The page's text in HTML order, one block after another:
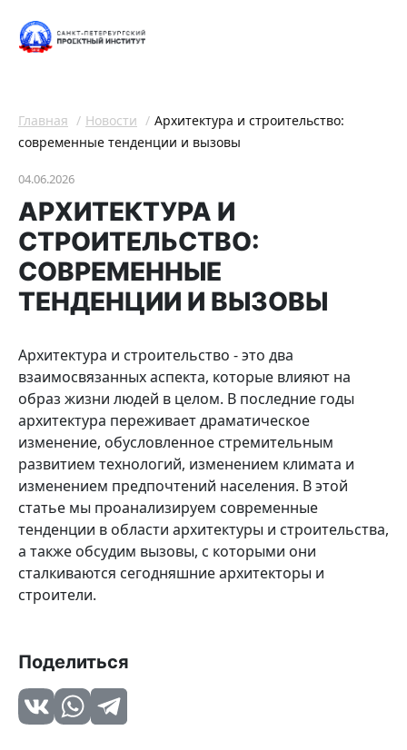
Главная Новости
Архитектура и строительство:
современные тенденции и вызовы
04.06.2026
АРХИТЕКТУРА И
СТРОИТЕЛЬСТВО:
СОВРЕМЕННЫЕ
ТЕНДЕНЦИИ И ВЫЗОВЫ
Архитектура и строительство - это два
взаимосвязанных аспекта, которые влияют на
образ жизни людей в целом. В последние годы
архитектура переживает драматическое
изменение, обусловленное стремительным
развитием технологий, изменением климата и
изменением предпочтений населения. В этой
статье мы проанализируем современные
тенденции в области архитектуры и строительства,
а также обсудим вызовы, с которыми они
сталкиваются сегодняшние архитекторы и
строители.
Поделиться